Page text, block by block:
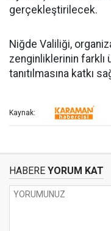
gerçekleştirilecek.
Niğde Valiliği,
zenginliklerinin farklı
tanıtılmasına katkı
Kaynak:
HABERE YORUM KAT